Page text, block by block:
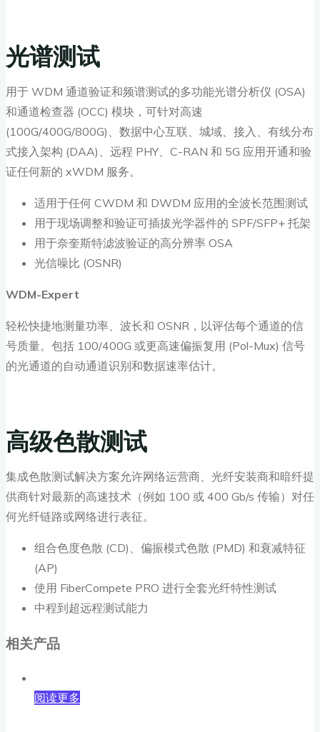
光谱测试
用于 WDM 通道验证和频谱测试的多功能光谱分析仪 (OSA)
和通道检查器 (OCC) 模块，可针对高速
(100G/400G/800G)、数据中心互联、城域、接入、有线分布
式接入架构 (DAA)、远程 PHY、C-RAN 和 5G 应用开通和验
证任何新的 xWDM 服务。
适用于任何 CWDM 和 DWDM 应用的全波长范围测试
用于现场调整和验证可插拔光学器件的 SPF/SFP+ 托架
用于奈奎斯特滤波验证的高分辨率 OSA
光信噪比 (OSNR)
WDM-Expert
轻松快捷地测量功率、波长和 OSNR，以评估每个通道的信
号质量。包括 100/400G 或更高速偏振复用 (Pol-Mux) 信号
的光通道的自动通道识别和数据速率估计。
高级色散测试
集成色散测试解决方案允许网络运营商、光纤安装商和暗纤提
供商针对最新的高速技术（例如 100 或 400 Gb/s 传输）对任
何光纤链路或网络进行表征。
组合色度色散 (CD)、偏振模式色散 (PMD) 和衰减特征
(AP)
使用 FiberCompete PRO 进行全套光纤特性测试
中程到超远程测试能力
相关产品
阅读更多